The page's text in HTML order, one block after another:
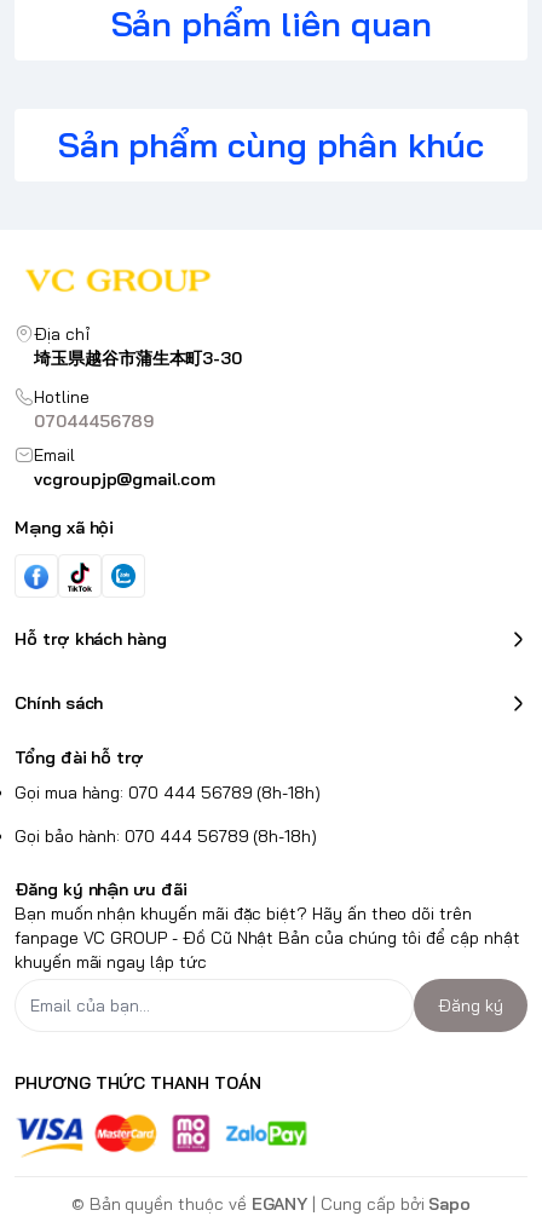
Sản phẩm liên quan
Sản phẩm cùng phân khúc
Địa chỉ
埼玉県越谷市蒲生本町3-30
Hotline
07044456789
Email
vcgroupjp@gmail.com
Mạng xã hội
Hỗ trợ khách hàng
Chính sách
Tổng đài hỗ trợ
Gọi mua hàng: 070 444 56789 (8h-18h)
Gọi bảo hành: 070 444 56789 (8h-18h)
Đăng ký nhận ưu đãi
Bạn muốn nhận khuyến mãi đặc biệt? Hãy ấn theo dõi trên
fanpage VC GROUP - Đồ Cũ Nhật Bản của chúng tôi để cập nhật
khuyến mãi ngay lập tức
Đăng ký
PHƯƠNG THỨC THANH TOÁN
© Bản quyền thuộc về EGANY | Cung cấp bởi Sapo